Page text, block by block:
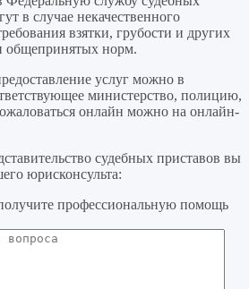
в случае некачественного
взятки, грубости и других
общепринятых норм.
услуг можно в
министерство, полицию,
онлайн можно на онлайн-
судебных приставов вы
юрисконсульта:
профессиональную помощь